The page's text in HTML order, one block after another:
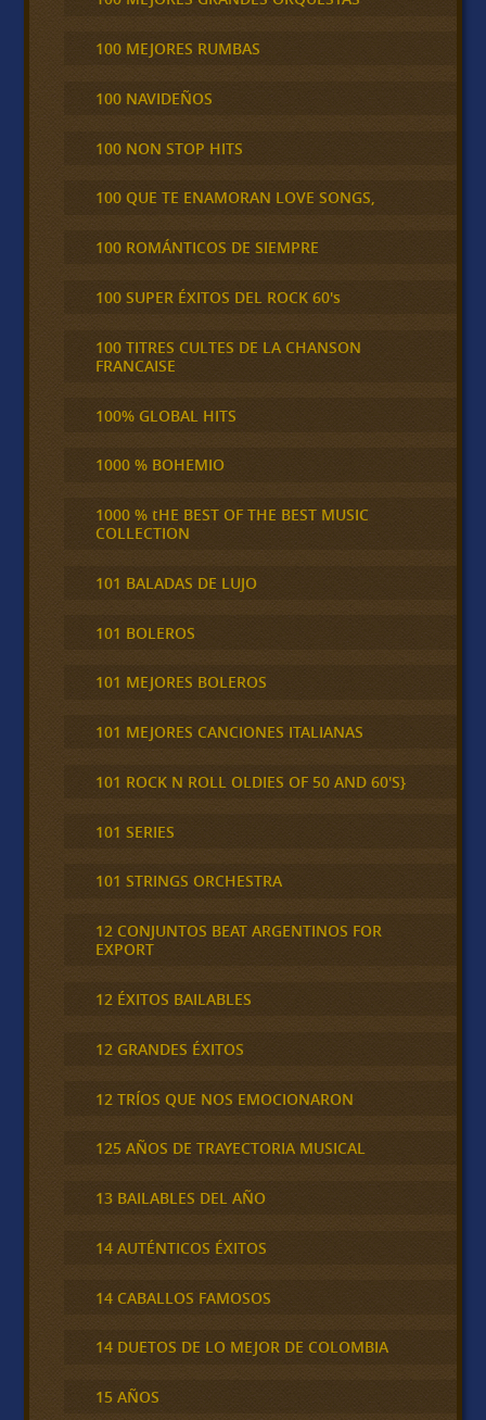
100 MEJORES RUMBAS
100 NAVIDEÑOS
100 NON STOP HITS
100 QUE TE ENAMORAN LOVE SONGS,
100 ROMÁNTICOS DE SIEMPRE
100 SUPER ÉXITOS DEL ROCK 60's
100 TITRES CULTES DE LA CHANSON
FRANCAISE
100% GLOBAL HITS
1000 % BOHEMIO
1000 % tHE BEST OF THE BEST MUSIC
COLLECTION
101 BALADAS DE LUJO
101 BOLEROS
101 MEJORES BOLEROS
101 MEJORES CANCIONES ITALIANAS
101 ROCK N ROLL OLDIES OF 50 AND 60'S}
101 SERIES
101 STRINGS ORCHESTRA
12 CONJUNTOS BEAT ARGENTINOS FOR
EXPORT
12 ÉXITOS BAILABLES
12 GRANDES ÉXITOS
12 TRÍOS QUE NOS EMOCIONARON
125 AÑOS DE TRAYECTORIA MUSICAL
13 BAILABLES DEL AÑO
14 AUTÉNTICOS ÉXITOS
14 CABALLOS FAMOSOS
14 DUETOS DE LO MEJOR DE COLOMBIA
15 AÑOS